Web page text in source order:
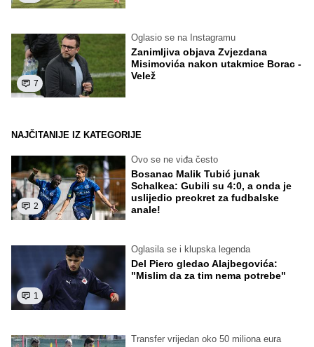
7
Oglasio se na Instagramu
Zanimljiva objava Zvjezdana
Misimovića nakon utakmice Borac -
Velež
NAJČITANIJE IZ KATEGORIJE
2
Ovo se ne viđa često
Bosanac Malik Tubić junak
Schalkea: Gubili su 4:0, a onda je
uslijedio preokret za fudbalske
anale!
1
Oglasila se i klupska legenda
Del Piero gledao Alajbegovića:
"Mislim da za tim nema potrebe"
Transfer vrijedan oko 50 miliona eura